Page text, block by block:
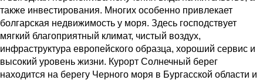
также инвестирования. Многих особенно привлекает
болгарская недвижимость у моря. Здесь господствует
мягкий благоприятный климат, чистый воздух,
инфраструктура европейского образца, хороший сервис и
высокий уровень жизни. Курорт Солнечный берег
находится на берегу Черного моря в Бургасской области и